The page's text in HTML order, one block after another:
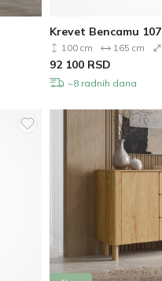
Krevet Bencamu 107
100 cm 165 cm
92 100 RSD
~8 radnih dana